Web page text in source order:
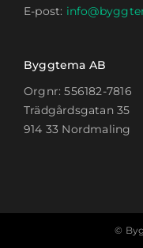
E-post:
Byggtema AB
Orgnr: 556182-7816
Trädgårdsgatan 35
914 33 Nordmaling
©